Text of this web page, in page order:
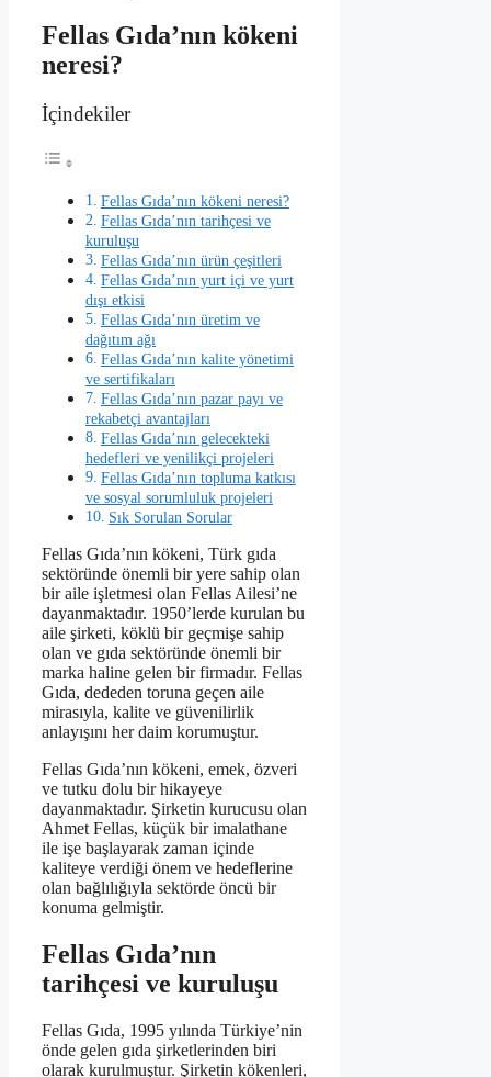
Fellas Gıda’nın kökeni
neresi?
İçindekiler
Fellas Gıda’nın kökeni neresi?
Fellas Gıda’nın tarihçesi ve
kuruluşu
Fellas Gıda’nın ürün çeşitleri
Fellas Gıda’nın yurt içi ve yurt
dışı etkisi
Fellas Gıda’nın üretim ve
dağıtım ağı
Fellas Gıda’nın kalite yönetimi
ve sertifikaları
Fellas Gıda’nın pazar payı ve
rekabetçi avantajları
Fellas Gıda’nın gelecekteki
hedefleri ve yenilikçi projeleri
Fellas Gıda’nın topluma katkısı
ve sosyal sorumluluk projeleri
Sık Sorulan Sorular
Fellas Gıda’nın kökeni, Türk gıda
sektöründe önemli bir yere sahip olan
bir aile işletmesi olan Fellas Ailesi’ne
dayanmaktadır. 1950’lerde kurulan bu
aile şirketi, köklü bir geçmişe sahip
olan ve gıda sektöründe önemli bir
marka haline gelen bir firmadır. Fellas
Gıda, dededen toruna geçen aile
mirasıyla, kalite ve güvenilirlik
anlayışını her daim korumuştur.
Fellas Gıda’nın kökeni, emek, özveri
ve tutku dolu bir hikayeye
dayanmaktadır. Şirketin kurucusu olan
Ahmet Fellas, küçük bir imalathane
ile işe başlayarak zaman içinde
kaliteye verdiği önem ve hedeflerine
olan bağlılığıyla sektörde öncü bir
konuma gelmiştir.
Fellas Gıda’nın
tarihçesi ve kuruluşu
Fellas Gıda, 1995 yılında Türkiye’nin
önde gelen gıda şirketlerinden biri
olarak kurulmuştur. Şirketin kökenleri,